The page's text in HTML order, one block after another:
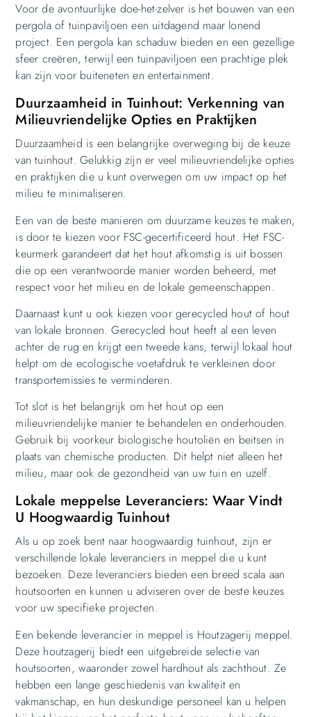
Voor de avontuurlijke doe-het-zelver is het bouwen van een
pergola of tuinpaviljoen een uitdagend maar lonend
project. Een pergola kan schaduw bieden en een gezellige
sfeer creëren, terwijl een tuinpaviljoen een prachtige plek
kan zijn voor buiteneten en entertainment.
Duurzaamheid in Tuinhout: Verkenning van
Milieuvriendelijke Opties en Praktijken
Duurzaamheid is een belangrijke overweging bij de keuze
van tuinhout. Gelukkig zijn er veel milieuvriendelijke opties
en praktijken die u kunt overwegen om uw impact op het
milieu te minimaliseren.
Een van de beste manieren om duurzame keuzes te maken,
is door te kiezen voor FSC-gecertificeerd hout. Het FSC-
keurmerk garandeert dat het hout afkomstig is uit bossen
die op een verantwoorde manier worden beheerd, met
respect voor het milieu en de lokale gemeenschappen.
Daarnaast kunt u ook kiezen voor gerecycled hout of hout
van lokale bronnen. Gerecycled hout heeft al een leven
achter de rug en krijgt een tweede kans, terwijl lokaal hout
helpt om de ecologische voetafdruk te verkleinen door
transportemissies te verminderen.
Tot slot is het belangrijk om het hout op een
milieuvriendelijke manier te behandelen en onderhouden.
Gebruik bij voorkeur biologische houtoliën en beitsen in
plaats van chemische producten. Dit helpt niet alleen het
milieu, maar ook de gezondheid van uw tuin en uzelf.
Lokale meppelse Leveranciers: Waar Vindt
U Hoogwaardig Tuinhout
Als u op zoek bent naar hoogwaardig tuinhout, zijn er
verschillende lokale leveranciers in meppel die u kunt
bezoeken. Deze leveranciers bieden een breed scala aan
houtsoorten en kunnen u adviseren over de beste keuzes
voor uw specifieke projecten.
Een bekende leverancier in meppel is Houtzagerij meppel.
Deze houtzagerij biedt een uitgebreide selectie van
houtsoorten, waaronder zowel hardhout als zachthout. Ze
hebben een lange geschiedenis van kwaliteit en
vakmanschap, en hun deskundige personeel kan u helpen